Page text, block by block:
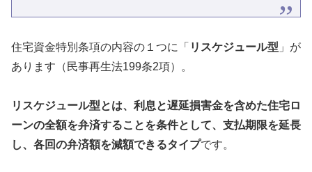
住宅資金特別条項の内容の１つに「 リスケジュール型 」が
あります（民事再生法199条2項）。
リスケジュール型とは、利息と遅延損害金を含めた住宅ロ
ーンの全額を弁済することを条件として、支払期限を延長
し、各回の弁済額を減額できるタイプです。